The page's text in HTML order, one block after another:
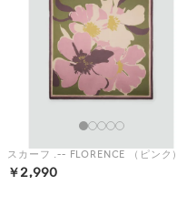
スカーフ .-- FLORENCE （ピンク）
￥2,990